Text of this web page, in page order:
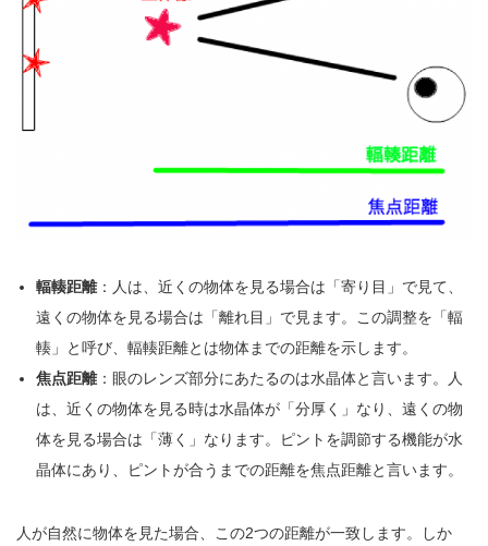
輻輳距離：人は、近くの物体を見る場合は「寄り目」で見て、
遠くの物体を見る場合は「離れ目」で見ます。この調整を「輻
輳」と呼び、輻輳距離とは物体までの距離を示します。
焦点距離：眼のレンズ部分にあたるのは水晶体と言います。人
は、近くの物体を見る時は水晶体が「分厚く」なり、遠くの物
体を見る場合は「薄く」なります。ピントを調節する機能が水
晶体にあり、ピントが合うまでの距離を焦点距離と言います。
人が自然に物体を見た場合、この2つの距離が一致します。しか